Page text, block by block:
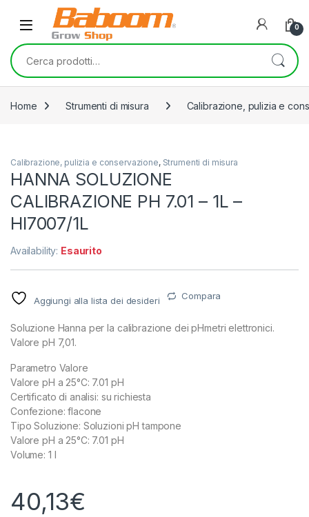
Skip to navigation
Skip to content
0
Cerca:
Home Strumenti di misura Calibrazione, pulizia e
Calibrazione, pulizia e conservazione, Strumenti di misura
HANNA SOLUZIONE
CALIBRAZIONE PH 7.01 – 1L –
HI7007/1L
Availability: Esaurito
Aggiungi alla lista dei desideri Compara
Soluzione Hanna per la calibrazione dei pHmetri elettronici.
Valore pH 7,01.
Parametro Valore
Valore pH a 25°C: 7.01 pH
Certificato di analisi: su richiesta
Confezione: flacone
Tipo Soluzione: Soluzioni pH tampone
Valore pH a 25°C: 7.01 pH
Volume: 1 l
40,13€